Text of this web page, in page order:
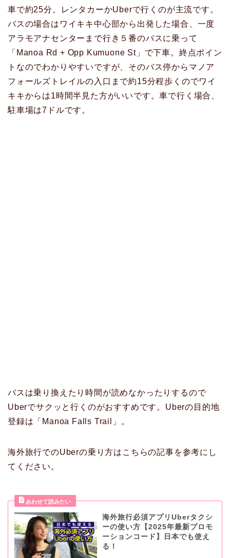
車で約25分。レンタカーかUberで行くのが主流です。
バスの場合はワイキキ中心部から出発した場合、一度
アラモアナセンターまで行き５番のバスに乗って
「Manoa Rd + Opp Kumuone St」で下車。終点ポイン
トなのでわかりやすいですが、そのバス停からマノア
フォールズトレイルの入口まで約15分程歩くのでワイ
キキからは1時間半見た方がいいです。車で行く場合、
駐車場は7ドルです。
バスは乗り換えたり時間が読めなかったりするので
Uberでサクッと行くのがおすすめです。Uberの目的地
登録は「Manoa Falls Trail」。
海外旅行でのUberの乗り方はこちらの記事を参考にし
てください。
海外旅行必須アプリUberタクシ
ーの使い方【2025年最新プロモ
ーションコード】日本でも使え
る！